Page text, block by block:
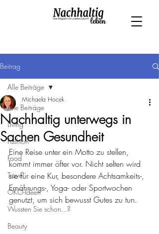
Beitrag
Alle Beiträge
Living
Fashion
Food
Travel
ÖKO-Ideen
Wussten Sie schon...?
Beauty
Alle Beiträge
Nachhaltig unterwegs in
Sachen Gesundheit
Michaela Hocek
Eine Reise unter ein Motto zu stellen,
kommt immer öfter vor. Nicht selten wird
sie für eine Kur, besondere Achtsamkeits-,
Ernährungs-, Yoga- oder Sportwochen
genutzt, um sich bewusst Gutes zu tun.